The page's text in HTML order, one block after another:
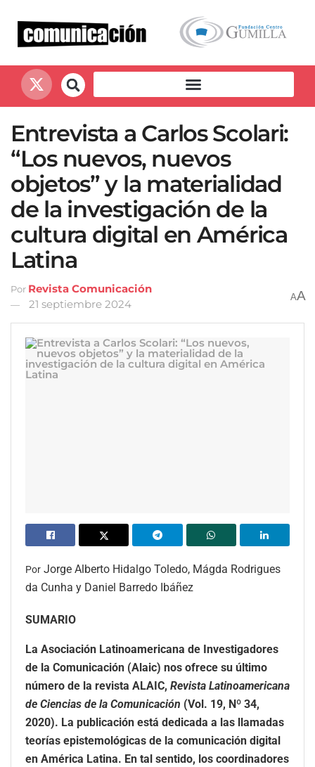
Entrevista a Carlos Scolari:
“Los nuevos, nuevos
objetos” y la materialidad
de la investigación de la
cultura digital en América
Latina
Por Revista Comunicación
21 septiembre 2024
AA
Por Jorge Alberto Hidalgo Toledo, Mágda Rodrigues
da Cunha y Daniel Barredo Ibáñez
SUMARIO
La Asociación Latinoamericana de Investigadores
de la Comunicación (Alaic) nos ofrece su último
número de la revista ALAIC, Revista Latinoamericana
de Ciencias de la Comunicación (Vol. 19, Nº 34,
2020). La publicación está dedicada a las llamadas
teorías epistemológicas de la comunicación digital
en América Latina. En tal sentido, los coordinadores